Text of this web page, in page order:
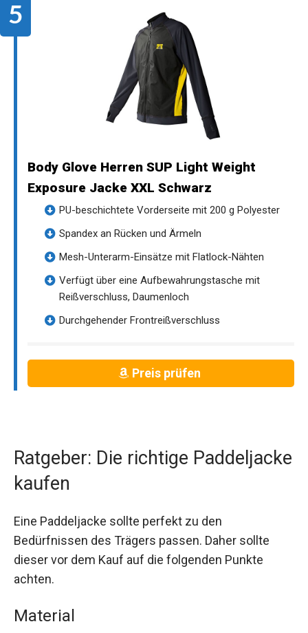
Body Glove Herren SUP Light Weight
Exposure Jacke XXL Schwarz
PU-beschichtete Vorderseite mit 200 g Polyester
Spandex an Rücken und Ärmeln
Mesh-Unterarm-Einsätze mit Flatlock-Nähten
Verfügt über eine Aufbewahrungstasche mit
Reißverschluss, Daumenloch
Durchgehender Frontreißverschluss
Preis prüfen
Ratgeber: Die richtige Paddeljacke
kaufen
Eine Paddeljacke sollte perfekt zu den
Bedürfnissen des Trägers passen. Daher sollte
dieser vor dem Kauf auf die folgenden Punkte
achten.
Material